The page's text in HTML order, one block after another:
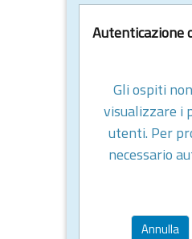
Autenticazione
Gli ospiti
visualizzare i
utenti. Per
necessario
Annulla